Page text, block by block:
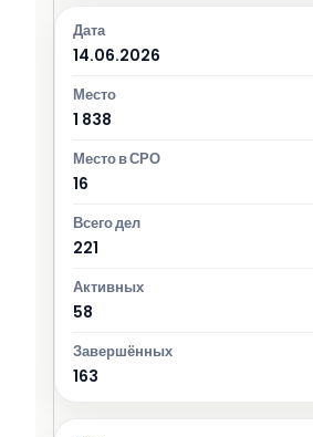
14.06.2026
1 838
16
221
58
163